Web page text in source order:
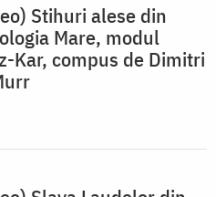
Stihuri alese din
Mare, modul
Kar, compus de Dimitri